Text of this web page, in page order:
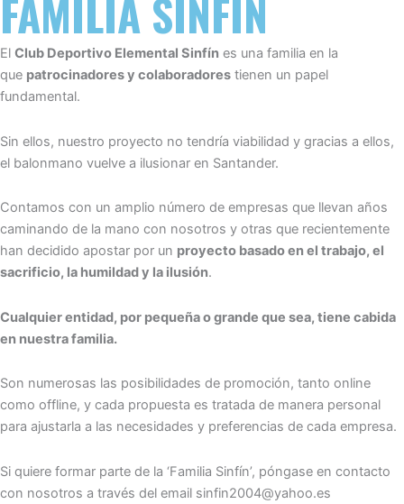
FAMILIA SINFÍN
El Club Deportivo Elemental Sinfín es una familia en la
que patrocinadores y colaboradores tienen un papel
fundamental.
Sin ellos, nuestro proyecto no tendría viabilidad y gracias a ellos,
el balonmano vuelve a ilusionar en Santander.
Contamos con un amplio número de empresas que llevan años
caminando de la mano con nosotros y otras que recientemente
han decidido apostar por un proyecto basado en el trabajo, el
sacrificio, la humildad y la ilusión.
Cualquier entidad, por pequeña o grande que sea, tiene cabida
en nuestra familia.
Son numerosas las posibilidades de promoción, tanto online
como offline, y cada propuesta es tratada de manera personal
para ajustarla a las necesidades y preferencias de cada empresa.
Si quiere formar parte de la ‘Familia Sinfín’, póngase en contacto
con nosotros a través del email sinfin2004@yahoo.es